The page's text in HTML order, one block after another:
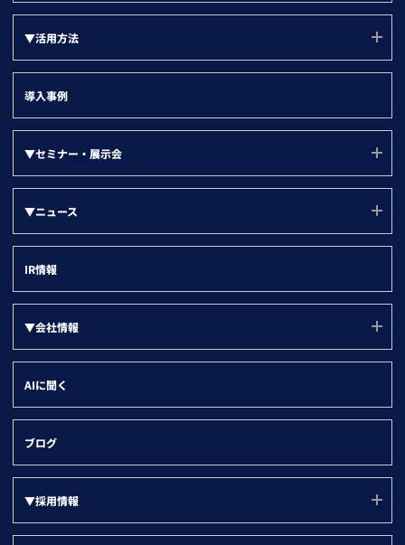
サービス(ユーソナー)
プランソナー
サポート
LBCメンテナンス状況
その他法人データ提供サービス
▼活用方法
活用方法(TOP)
▼『目的別』活用方法
デジタルマーケティング
取引先の情報登録
名寄せ
名刺データ連携
与信・取引先チェック
▼部門別
インサイトセールス部門
マーケティング・経営企画部門
情報システム部門
管理部門
▼ツール別
Salesforce
HubSpot
Dynamics 365
導入事例
▼セミナー・展示会
セミナー・展示会
▼ニュース
すべて
製品ニュース
IR情報
▼会社情報
会社情報(ユーソナーについて)
沿革
役員紹介
代表メッセージ
オフィス環境
AIに聞く
ブログ
▼採用情報
採用ページ(TOP)